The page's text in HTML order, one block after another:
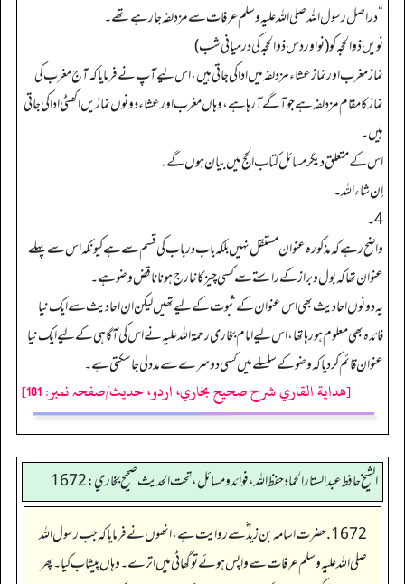
“دراصل رسول اللہ صلی اللہ علیہ وسلم عرفات سے مزدلفہ جا رہے تھے۔
نویں ذوالحجہ کو (نو اور دس ذوالحجہ کی درمیانی شب)
نماز مغرب اور نمازعشاء مزدلفہ میں ادا کی جاتی ہیں، اس لیے آپ نے فرمایا کہ آج مغرب کی
نماز کا مقام مزدلفہ ہے جو آگے آ رہا ہے، وہاں مغرب اور عشاء دونوں نمازیں اکھٹی ادا کی جاتی
ہیں۔
اس کے متعلق دیگرمسائل کتاب الحج میں بیان ہوں گے۔
إن شاء اللہ۔
4۔
واضح رہے کہ مذکورہ عنوان مستقل نہیں بلکہ باب در باب کی قسم سے ہے کیونکہ اس سے پہلے
عنوان تھا کہ بول وبراز کے راستے سے کسی چیز کا خارج ہونا ناقض وضوہے۔
یہ دونوں احادیث بھی اس عنوان کے ثبوت کے لیے تھیں لیکن ان احادیث سے ایک نیا
فائدہ بھی معلوم ہو رہا تھا، اس لیے امام بخاری رحمۃ اللہ علیہ نے اس کی آگاہی کے لیے ایک نیا
عنوان قائم کر دیا کہ وضو کے سلسلے میں کسی دوسرے سے مدد لی جا سکتی ہے۔
[هداية القاري شرح صحيح بخاري، اردو، حدیث/صفحہ نمبر: 181]
الشيخ حافط عبدالستار الحماد حفظ الله، فوائد و مسائل، تحت الحديث صحيح بخاري:1672
1672. حضرت اسامہ بن زید ؓ سے روایت ہے، انھوں نے فرمایا کہ جب رسول اللہ
صلی اللہ علیہ وسلم عرفات سے واپس ہوئے تو گھاٹی میں اترے۔ وہاں پیشاب کیا۔ پھر